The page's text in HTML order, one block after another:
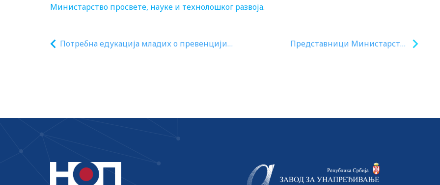
Министарство просвете, науке и технолошког развоја.
Потребна едукација младих о превенцији
Представници Министарства